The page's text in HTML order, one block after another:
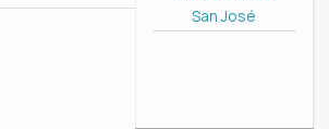
San José